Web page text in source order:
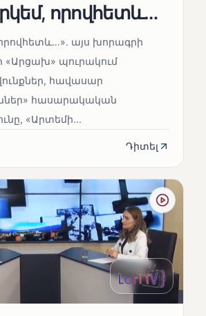
որովհետև…
այս խորագրի
«Արցախ» պուրակում
հավասար
հասարակական
«Արտեմի...
Դիտել